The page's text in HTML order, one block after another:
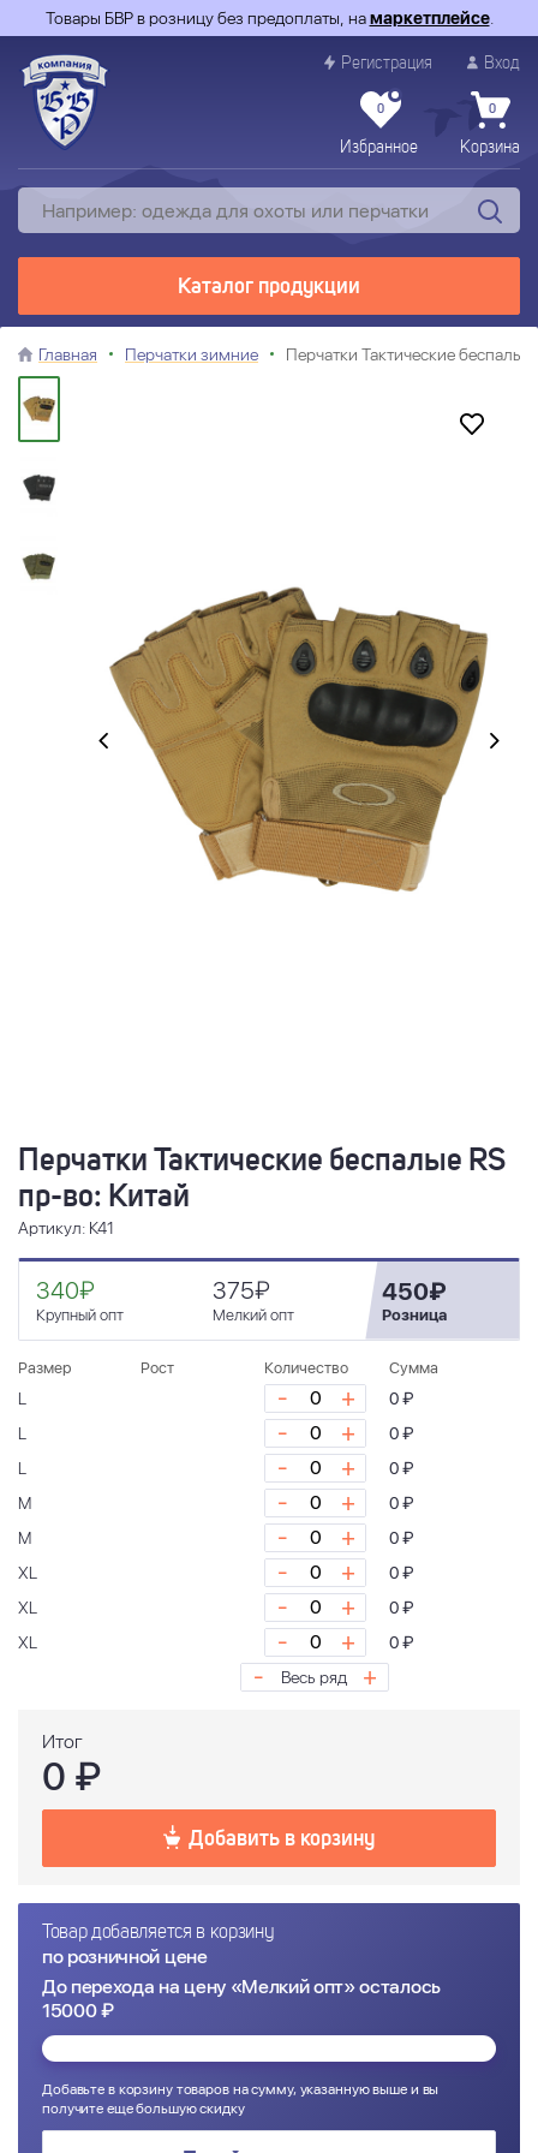
Товары БВР в розницу без предоплаты, намаркетплейсе.
Регистрация Вход
0
Избранное
0
Корзина
Каталог продукции
Главная Перчатки зимние Перчатки Тактические беспалые
Перчатки Тактические беспалые RS
пр-во: Китай
Артикул: К41
340₽
Крупный опт
375₽
Мелкий опт
450₽
Розница
Размер Рост Количество Сумма
L - +
0 ₽
L
- +
0 ₽
L
- +
0 ₽
M
- +
0 ₽
M
- +
0 ₽
XL
- +
0 ₽
XL
- +
0 ₽
XL
- + 0 ₽
- Весь ряд +
Итог
0 ₽
Добавить в корзину
Товар добавляется в корзину
по розничной цене
До перехода на цену «Мелкий опт» осталось
15000 ₽
Добавьте в корзину товаров на сумму, указанную выше и вы
получите еще большую скидку